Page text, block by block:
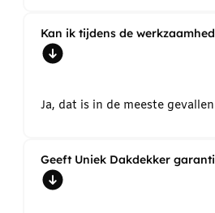
Kan ik tijdens de
Ja, dat is in de meeste
Geeft Uniek Dakdekker